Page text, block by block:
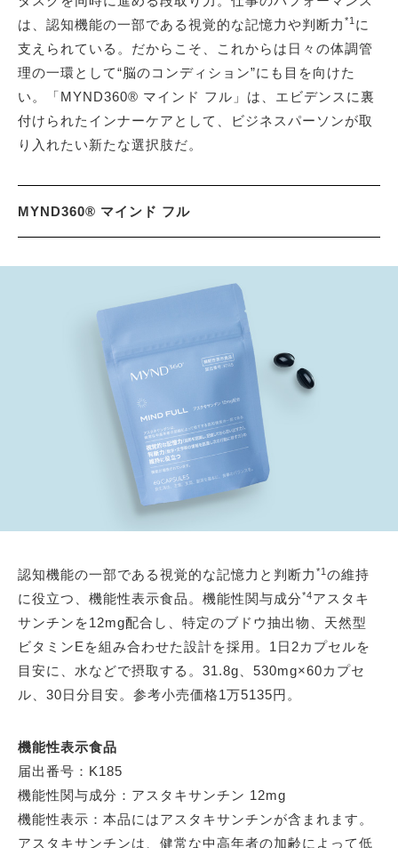
は、認知機能の一部である視覚的な記憶力や判断力 *1 に
支えられている。だからこそ、これからは日々の体調管
理の一環として“脳のコンディション”にも目を向けた
い。「MYND360® マインド フル」は、エビデンスに裏
付けられたインナーケアとして、ビジネスパーソンが取
り入れたい新たな選択肢だ。
MYND360® マインド フル
認知機能の一部である視覚的な記憶力と判断力 *1 の維持
に役立つ、機能性表示食品。機能性関与成分*4アスタキ
サンチンを12mg配合し、特定のブドウ抽出物、天然型
ビタミンEを組み合わせた設計を採用。1日2カプセルを
目安に、水などで摂取する。31.8g、530mg×60カプセ
ル、30日分目安。参考小売価格1万5135円。
機能性表示食品
届出番号：K185
機能性関与成分：アスタキサンチン 12mg
機能性表示：本品にはアスタキサンチンが含まれます。
アスタキサンチンは、健常な中高年者の加齢によって低